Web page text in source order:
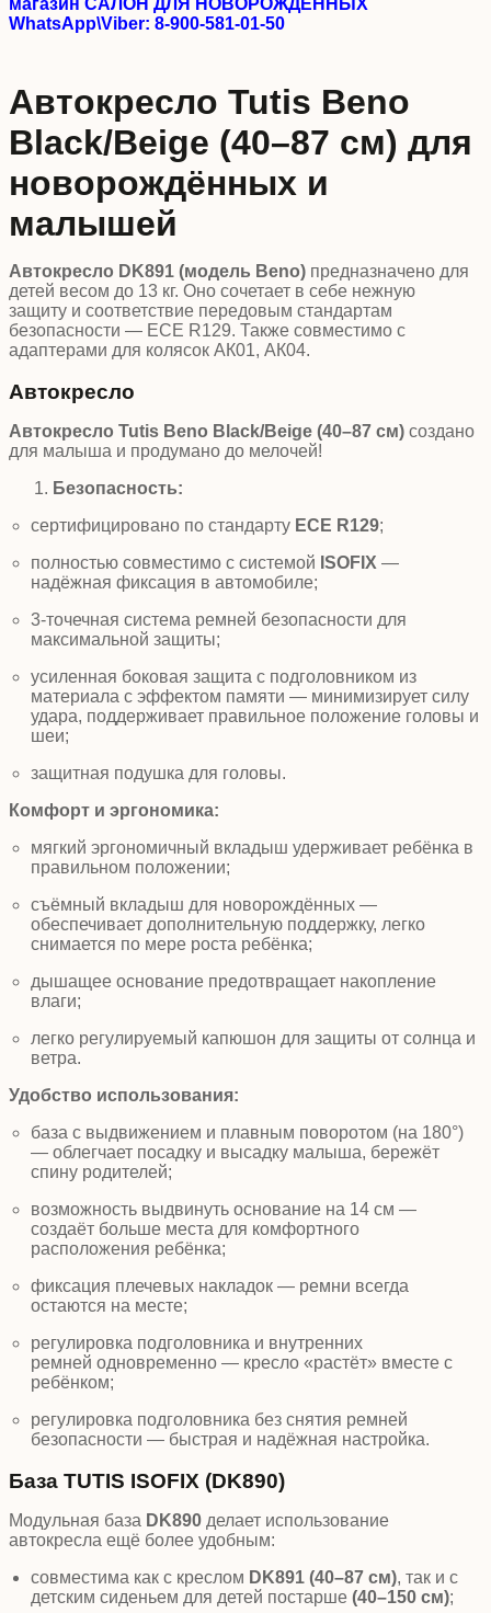
WhatsApp\Viber: 8-900-581-01-50
Автокресло Tutis Beno
Black/Beige (40–87 см) для
новорождённых и
малышей
Автокресло DK891 (модель Beno) предназначено для
детей весом до 13 кг. Оно сочетает в себе нежную
защиту и соответствие передовым стандартам
безопасности — ECE R129. Также совместимо с
адаптерами для колясок АК01, АК04.
Автокресло
Автокресло Tutis Beno Black/Beige (40–87 см) создано
для малыша и продумано до мелочей!
Безопасность:
сертифицировано по стандарту ECE R129;
полностью совместимо с системой ISOFIX —
надёжная фиксация в автомобиле;
3-точечная система ремней безопасности для
максимальной защиты;
усиленная боковая защита с подголовником из
материала с эффектом памяти — минимизирует силу
удара, поддерживает правильное положение головы и
шеи;
защитная подушка для головы.
Комфорт и эргономика:
мягкий эргономичный вкладыш удерживает ребёнка в
правильном положении;
съёмный вкладыш для новорождённых —
обеспечивает дополнительную поддержку, легко
снимается по мере роста ребёнка;
дышащее основание предотвращает накопление
влаги;
легко регулируемый капюшон для защиты от солнца и
ветра.
Удобство использования:
база с выдвижением и плавным поворотом (на 180°)
— облегчает посадку и высадку малыша, бережёт
спину родителей;
возможность выдвинуть основание на 14 см —
создаёт больше места для комфортного
расположения ребёнка;
фиксация плечевых накладок — ремни всегда
остаются на месте;
регулировка подголовника и внутренних
ремней одновременно — кресло «растёт» вместе с
ребёнком;
регулировка подголовника без снятия ремней
безопасности — быстрая и надёжная настройка.
База TUTIS ISOFIX (DK890)
Модульная база DK890 делает использование
автокресла ещё более удобным:
совместима как с креслом DK891 (40–87 см), так и с
детским сиденьем для детей постарше (40–150 см);